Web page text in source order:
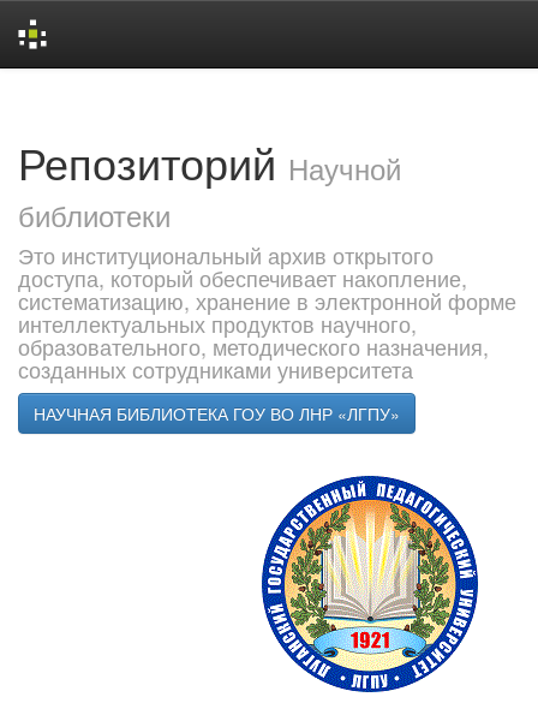
Репозиторий Научной
библиотеки
Это институциональный архив открытого
доступа, который обеспечивает накопление,
систематизацию, хранение в электронной форме
интеллектуальных продуктов научного,
образовательного, методического назначения,
созданных сотрудниками университета
НАУЧНАЯ БИБЛИОТЕКА ГОУ ВО ЛНР «ЛГПУ»